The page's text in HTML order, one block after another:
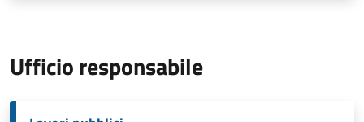
Ufficio responsabile